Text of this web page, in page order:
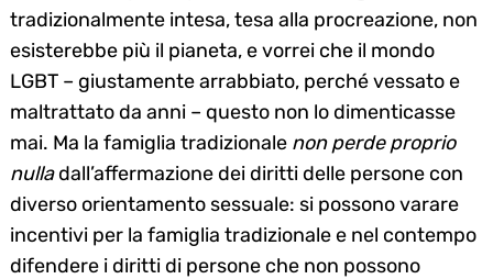
tradizionalmente intesa, tesa alla procreazione, non
esisterebbe più il pianeta, e vorrei che il mondo
LGBT – giustamente arrabbiato, perché vessato e
maltrattato da anni – questo non lo dimenticasse
mai. Ma la famiglia tradizionale non perde proprio
nulladall’affermazione dei diritti delle persone con
diverso orientamento sessuale: si possono varare
incentivi per la famiglia tradizionale e nel contempo
difendere i diritti di persone che non possono